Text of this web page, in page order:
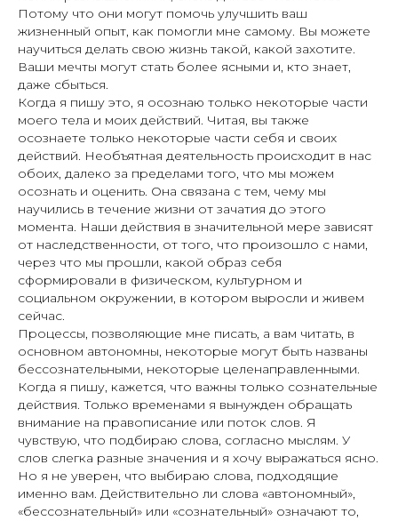
Потому что они могут помочь улучшить ваш
жизненный опыт, как помогли мне самому. Вы можете
научиться делать свою жизнь такой, какой захотите.
Ваши мечты могут стать более ясными и, кто знает,
даже сбыться.
Когда я пишу это, я осознаю только некоторые части
моего тела и моих действий. Читая, вы также
осознаете только некоторые части себя и своих
действий. Необъятная деятельность происходит в нас
обоих, далеко за пределами того, что мы можем
осознать и оценить. Она связана с тем, чему мы
научились в течение жизни от зачатия до этого
момента. Наши действия в значительной мере зависят
от наследственности, от того, что произошло с нами,
через что мы прошли, какой образ себя
сформировали в физическом, культурном и
социальном окружении, в котором выросли и живем
сейчас.
Процессы, позволяющие мне писать, а вам читать, в
основном автономны, некоторые могут быть названы
бессознательными, некоторые целенаправленными.
Когда я пишу, кажется, что важны только сознательные
действия. Только временами я вынужден обращать
внимание на правописание или поток слов. Я
чувствую, что подбираю слова, согласно мыслям. У
слов слегка разные значения и я хочу выражаться ясно.
Но я не уверен, что выбираю слова, подходящие
именно вам. Действительно ли слова «автономный»,
«бессознательный» или «сознательный» означают то,